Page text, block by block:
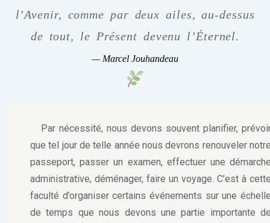
l’Avenir, comme par deux ailes, au-dessus
de tout, le Présent devenu l’Éternel.
— Marcel Jouhandeau
Par nécessité, nous devons souvent planifier,
que tel jour de telle année nous devrons renouveler
passeport, passer un examen, effectuer une
administrative, déménager, faire un voyage. C’est à
faculté d’organiser certains événements sur une
de temps que nous devons une partie importante